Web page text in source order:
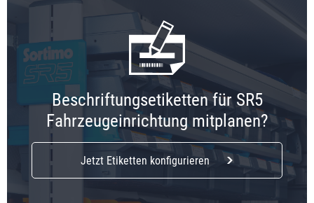
Beschriftungsetiketten für SR5
Fahrzeugeinrichtung mitplanen?
Jetzt Etiketten konfigurieren